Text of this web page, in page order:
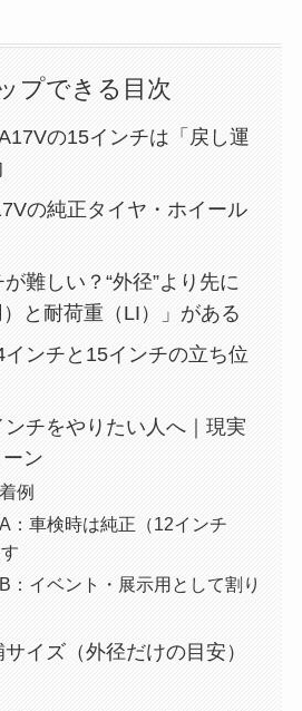
プできる目次
の15インチは「戻し運
の純正タイヤ・ホイール
難しい？“外径”より先に
）と耐荷重（LI）」がある
ンチと15インチの立ち位
チをやりたい人へ｜現実
ン
例
：車検時は純正（12インチ
：イベント・展示用として割り
イズ（外径だけの目安）